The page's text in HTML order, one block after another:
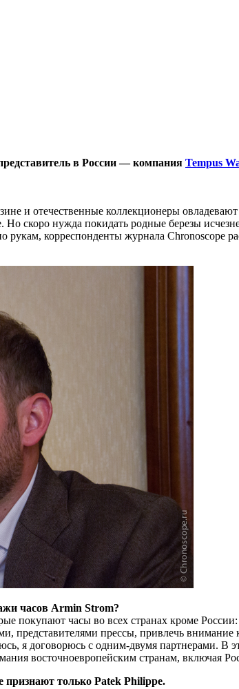
в России — компания Tempus
и отечественные коллекционеры
скоро нужда покидать родные березы
рукам, корреспонденты журнала Chronoscope
часов Armin Strom?
покупают часы во всех странах кроме
представителями прессы, привлечь
я договорюсь с одним-двумя
восточноевропейским странам, включая
признают только Patek Philippe.